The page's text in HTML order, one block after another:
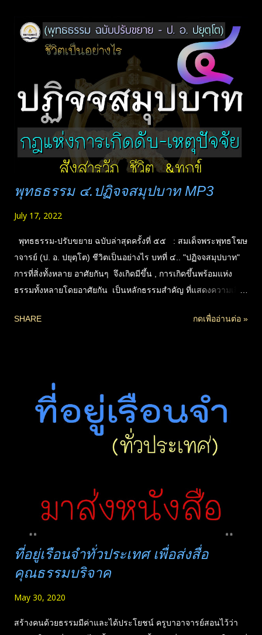
พุทธธรรม ๔.ปฏิจจสมุปบาท MP3
July 17, 2022
พุทธธรรม-ปรับขยาย ฉบับล่าสุดครั้งที่ ๕๕ : สมเด็จพระพุทธโฆษ
าจารย์ (ป. อ. ปยุตฺโต) ชีวิตเป็นอย่างไร บทที่ ๔.. "ปฏิจจสมุปบาท"
การที่สิ่งทั้งหลาย อาศัยกันๆ จึงเกิดมีขึ้น , การเกิดขึ้นพร้อมแห่ง
ธรรมทั้งหลายโดยอาศัยกัน เป็นหลักธรรมสำคัญ ที่แสดงความเกิด
ทัปปัจจยตา หรือ ปัจจยาการ "ปฏิจจสมุปบาท" คือกฎธรรมชาติ หรือ
จะพ้นทุกข์ พ้นสังสารวัฎไปได้ อ่านออนไลน์ที่นี่
https://www.watnyanaves.net/th/book_detail/583 (ดาวน์โหลดกด
ชื่อไฟล์) 402.9M ปฏิจจสมุปบาท Full128K.zip download
1,006.3M ปฏิจจสมุปบาท Full320K.zip download 409.6M ปฏิจจ
สมุปบาท แยกหัวข้อ 128K.zip download 1,013.0M ปฏิจจสมุปบาท
SHARE กดเพื่ออ่านต่อ »
ที่อยู่เรือนจำทั่วประเทศ เพื่อส่งสื่อ
คุณธรรมบริจาค
May 30, 2020
สร้างคนด้วยธรรมมีค่าและได้ประโยชน์ ครูบาอาจารย์สอนไว้ว่า